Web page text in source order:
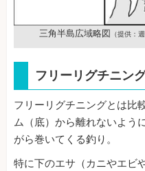
三角半島広域略図 （提供：
フリーリグチニン
フリーリグチニングとは比
ム（底）から離れないよう
がら巻いてくる釣り。
特に下のエサ（カニやエビ